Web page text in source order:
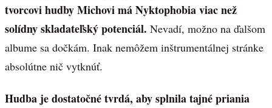
tvorcovi hudby Michovi má Nyktophobia viac než
solídny skladateľský potenciál. Nevadí, možno na ďalšom
albume sa dočkám. Inak nemôžem inštrumentálnej stránke
absolútne nič vytknúť.
Hudba je dostatočné tvrdá, aby splnila tajné priania